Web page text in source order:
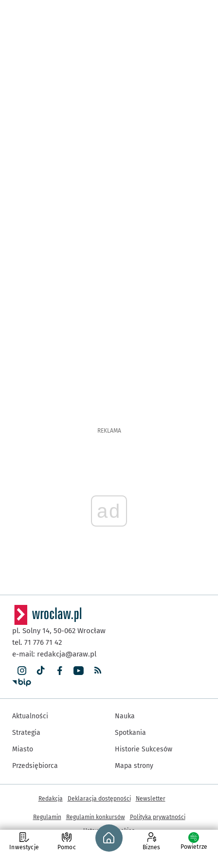
REKLAMA
ad
Inwestycje Pomoc
Strona główna - wroclaw.pl
Biznes Powietrze
pl. Solny 14, 50-062 Wrocław
tel. 71 776 71 42
e-mail: redakcja@araw.pl
Aktualności
Strategia
Miasto
Przedsiębiorca
Nauka
Spotkania
Historie Sukcesów
Mapa strony
© Copyright 2005-2026, ARAW S.A., Gmina Wrocław
Inne informacje
Redakcja Deklaracja dostępności Newsletter
Regulamin Regulamin konkursów
Polityka prywatności
Ustawienia cookies